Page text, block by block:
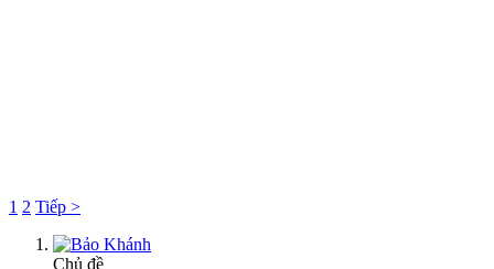
1 2 Tiếp >
Chủ đề